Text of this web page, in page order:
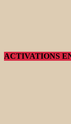
ACTIVATIONS